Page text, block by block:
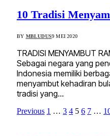
10 Tradisi
BY MBLUDUS9 MEI 2020
TRADISI MENYAMBUT
Sebagai negara yang
Indonesia memiliki
menyambut kehadiran
tradisi yang…
Previous 1 … 3 4 5 6 7 …